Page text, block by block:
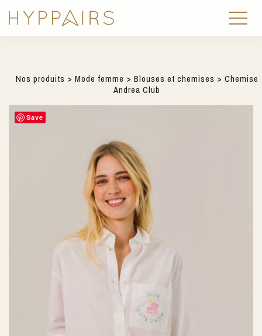
Nos produits > Mode femme > Blouses et chemises > Chemise
Andrea Club
Save